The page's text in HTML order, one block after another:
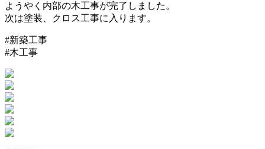
ようやく内部の木工事が完了しました。
次は塗装、クロス工事に入ります。
#新築工事
#木工事